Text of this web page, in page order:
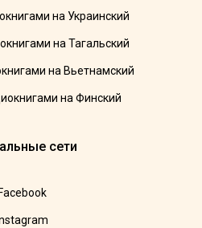
на Украинский
на Тагальский
на Вьетнамский
на Финский
сети
Facebook